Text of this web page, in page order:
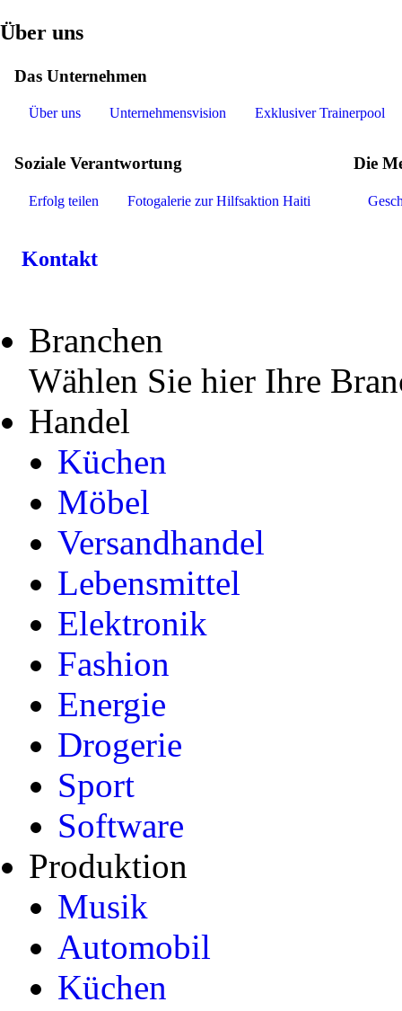
Über uns
Das Unternehmen
Über uns Unternehmensvision Exklusiver Trainerpool
Soziale Verantwortung
Erfolg teilen Fotogalerie zur Hilfsaktion Haiti
Die
Kontakt
Branchen
Wählen Sie hier Ihre
Handel
Küchen
Möbel
Versandhandel
Lebensmittel
Elektronik
Fashion
Energie
Drogerie
Sport
Software
Produktion
Musik
Automobil
Küchen